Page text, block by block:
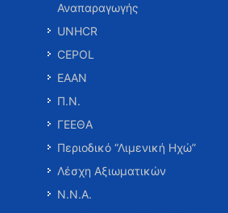
Αναπαραγωγής
UNHCR
CEPOL
ΕΑΑΝ
Π.Ν.
ΓΕΕΘΑ
Περιοδικό “Λιμενική Ηχώ”
Λέσχη Αξιωματικών
Ν.Ν.Α.